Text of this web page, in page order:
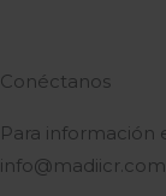
Conéctanos
Para información
info@madiicr.com